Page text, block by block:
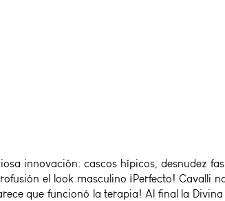
innovación: cascos hípicos, desnudez
el look masculino ¡Perfecto! Cavalli
que funcionó la terapia! Al final la